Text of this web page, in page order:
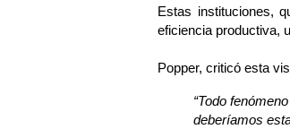
Estas instituciones,
eficiencia productiva,
Popper, criticó esta
“Todo
deberíamos